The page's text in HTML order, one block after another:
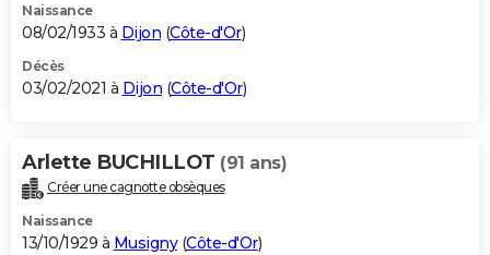
Naissance
08/02/1933 à Dijon (Côte-d'Or)
Décès
03/02/2021 à Dijon (Côte-d'Or)
Arlette BUCHILLOT (91 ans)
Créer une cagnotte obsèques
Naissance
13/10/1929 à Musigny(Côte-d'Or)